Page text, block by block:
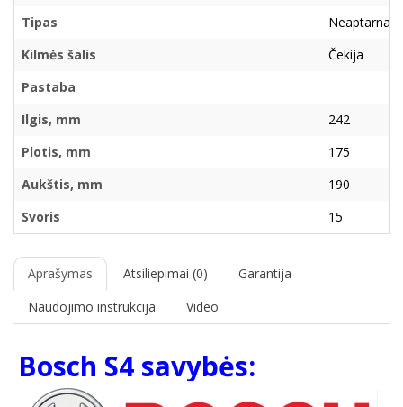
Tipas
Kilmės šalis
Čekija
Pastaba
Ilgis, mm
242
Plotis, mm
175
Aukštis, mm
190
Svoris
15
Aprašymas Atsiliepimai (0)
Garantija
Naudojimo instrukcija
Video
Bosch S4 savybės: